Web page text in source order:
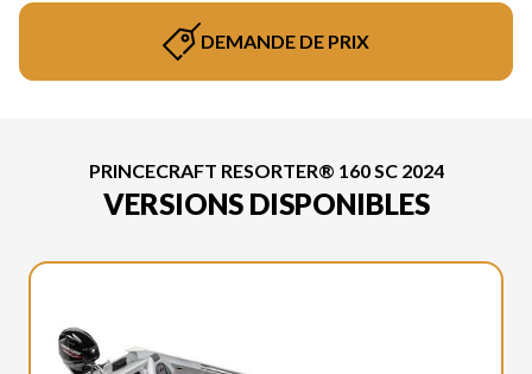
DEMANDE DE PRIX
PRINCECRAFT RESORTER® 160 SC 2024
VERSIONS DISPONIBLES